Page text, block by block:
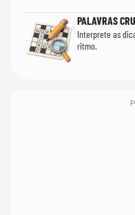
PALAVRAS
Interprete as
ritmo.